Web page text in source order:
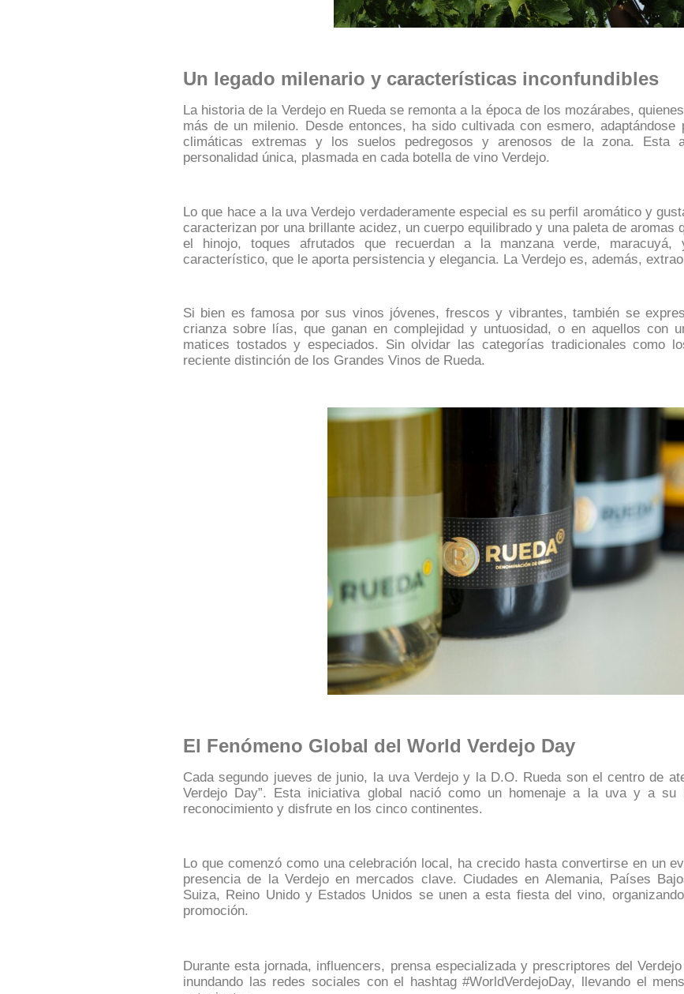
Un legado milenario y características inconfundibles
La historia de la Verdejo en Rueda se remonta a la época de los mozárabes,
más de un milenio. Desde entonces, ha sido cultivada con esmero, adaptándose
climáticas extremas y los suelos pedregosos y arenosos de la zona. Esta
personalidad única, plasmada en cada botella de vino Verdejo.
Lo que hace a la uva Verdejo verdaderamente especial es su perfil aromático y
caracterizan por una brillante acidez, un cuerpo equilibrado y una paleta de aromas
el hinojo, toques afrutados que recuerdan a la manzana verde,
característico, que le aporta persistencia y elegancia. La Verdejo es, además,
Si bien es famosa por sus vinos jóvenes, frescos y vibrantes, también se
crianza sobre lías, que ganan en complejidad y untuosidad, o en aquellos con
matices tostados y especiados. Sin olvidar las categorías tradicionales como
reciente distinción de los Grandes Vinos de Rueda.
El Fenómeno Global del World Verdejo Day
Cada segundo jueves de junio, la uva Verdejo y la D.O. Rueda son el centro de
Verdejo Day”. Esta iniciativa global nació como un homenaje a la uva y a su
reconocimiento y disfrute en los cinco continentes.
Lo que comenzó como una celebración local, ha crecido hasta convertirse en un
presencia de la Verdejo en mercados clave. Ciudades en Alemania, Países
Suiza, Reino Unido y Estados Unidos se unen a esta fiesta del vino,
promoción.
Durante esta jornada, influencers, prensa especializada y prescriptores del
inundando las redes sociales con el hashtag#WorldVerdejoDay, llevando el